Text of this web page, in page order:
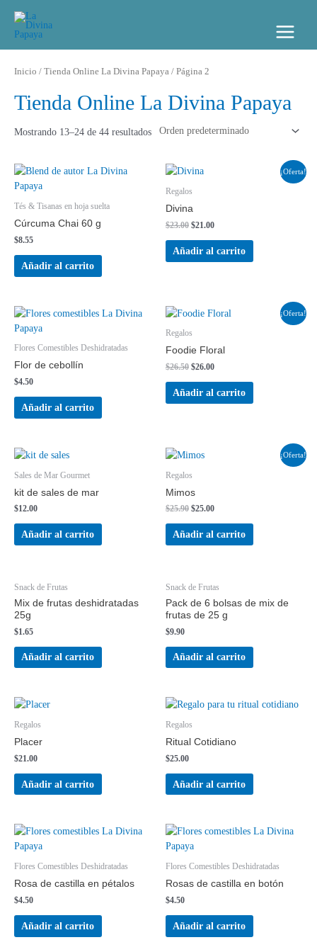
Inicio / Tienda Online La Divina Papaya / Página 2
Tienda Online La Divina Papaya
Mostrando 13–24 de 44 resultados
Tés & Tisanas en hoja suelta
Cúrcuma Chai 60 g
$8.55
Añadir al carrito
¡Oferta!
Regalos
Divina
$23.00 $21.00
Añadir al carrito
Flores Comestibles Deshidratadas
Flor de cebollín
$4.50
Añadir al carrito
¡Oferta!
Regalos
Foodie Floral
$26.50 $26.00
Añadir al carrito
Sales de Mar Gourmet
kit de sales de mar
$12.00
Añadir al carrito
¡Oferta!
Regalos
Mimos
$25.90 $25.00
Añadir al carrito
Snack de Frutas
Mix de frutas deshidratadas
25g
$1.65
Añadir al carrito
Snack de Frutas
Pack de 6 bolsas de mix de
frutas de 25 g
$9.90
Añadir al carrito
Regalos
Placer
$21.00
Añadir al carrito
Regalos
Ritual Cotidiano
$25.00
Añadir al carrito
Flores Comestibles Deshidratadas
Rosa de castilla en pétalos
$4.50
Añadir al carrito
Flores Comestibles Deshidratadas
Rosas de castilla en botón
$4.50
Añadir al carrito